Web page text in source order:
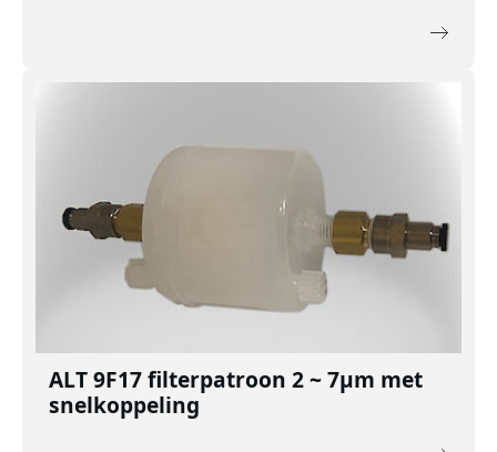
ALT 9F17 filterpatroon 2 ~ 7μm met
snelkoppeling